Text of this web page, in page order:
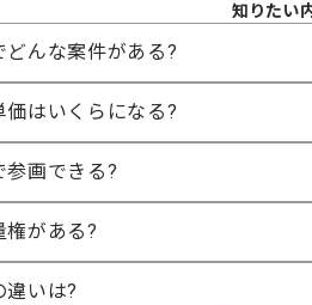
・社内情報システム部門での実務経験
スキルに不安がある方へ
上記に似た経験やスキルをお持ちであれば申
募集人数
作業開始日
2026/05/26
知りたい
どんな案件がある?
価はいくらになる?
参画できる?
権がある?
違いは?